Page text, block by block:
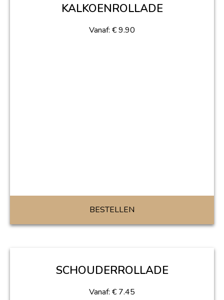
KALKOENROLLADE
Vanaf: €9.90
BESTELLEN
SCHOUDERROLLADE
Vanaf: € 7.45